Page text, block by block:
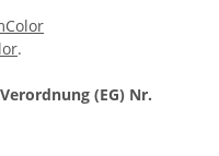
.
(EG) Nr.